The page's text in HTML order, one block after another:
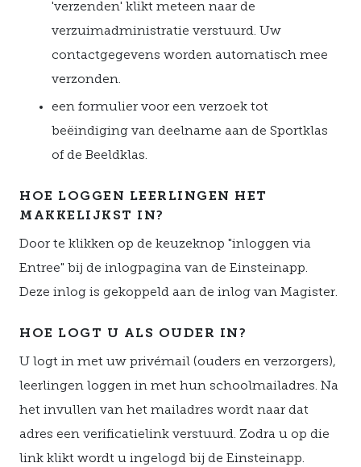
'verzenden' klikt meteen naar de
verzuimadministratie verstuurd. Uw
contactgegevens worden automatisch mee
verzonden.
een formulier voor een verzoek tot
beëindiging van deelname aan de Sportklas
of de Beeldklas.
HOE LOGGEN LEERLINGEN HET
MAKKELIJKST IN?
Door te klikken op de keuzeknop "inloggen via
Entree" bij de inlogpagina van de Einsteinapp.
Deze inlog is gekoppeld aan de inlog van Magister.
HOE LOGT U ALS OUDER IN?
U logt in met uw privémail (ouders en verzorgers),
leerlingen loggen in met hun schoolmailadres. Na
het invullen van het mailadres wordt naar dat
adres een verificatielink verstuurd. Zodra u op die
link klikt wordt u ingelogd bij de Einsteinapp.